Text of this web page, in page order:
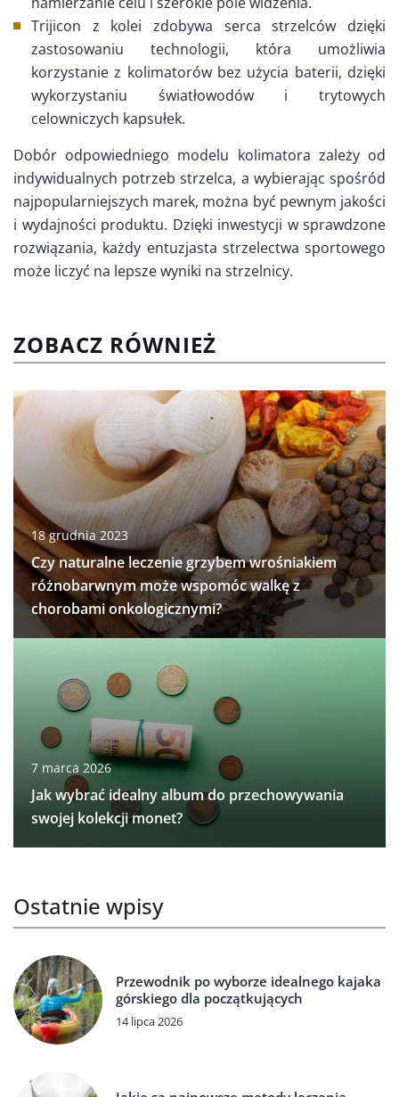
Trijicon z kolei zdobywa serca strzelców dzięki
zastosowaniu technologii, która umożliwia
korzystanie z kolimatorów bez użycia baterii, dzięki
wykorzystaniu światłowodów i trytowych
celowniczych kapsułek.
Dobór odpowiedniego modelu kolimatora zależy od
indywidualnych potrzeb strzelca, a wybierając spośród
najpopularniejszych marek, można być pewnym jakości
i wydajności produktu. Dzięki inwestycji w sprawdzone
rozwiązania, każdy entuzjasta strzelectwa sportowego
może liczyć na lepsze wyniki na strzelnicy.
ZOBACZ RÓWNIEŻ
18 grudnia 2023
Czy naturalne leczenie grzybem wrośniakiem
różnobarwnym może wspomóc walkę z
chorobami onkologicznymi?
7 marca 2026
Jak wybrać idealny album do przechowywania
swojej kolekcji monet?
Ostatnie wpisy
Przewodnik po wyborze idealnego kajaka
górskiego dla początkujących
14 lipca 2026